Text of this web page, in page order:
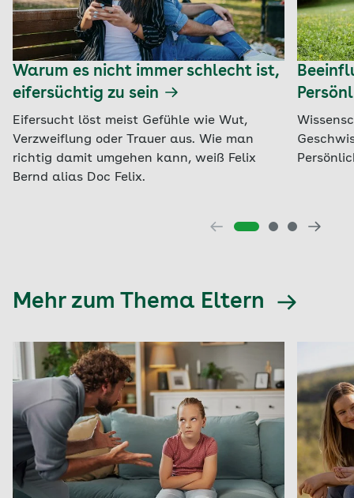
Warum es nicht immer schlecht ist,
eifersüchtig zu sein
Eifersucht löst meist Gefühle wie Wut,
Verzweiflung oder Trauer aus. Wie man
richtig damit umgehen kann, weiß Felix
Bernd alias Doc Felix.
Mehr zum Thema Eltern